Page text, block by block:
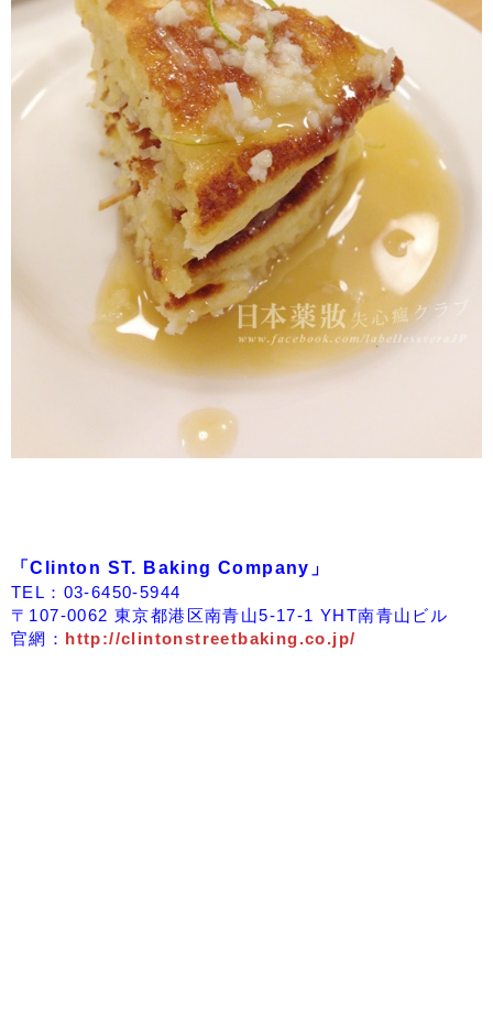
「Clinton ST. Baking Company」
TEL：03-6450-5944
〒107-0062 東京都港区南青山5-17-1 YHT南青山ビル
官網： http://clintonstreetbaking.co.jp/